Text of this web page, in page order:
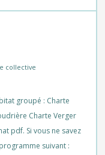
collective
groupé : Charte
Charte Verger
pdf. Si vous ne savez
suivant :